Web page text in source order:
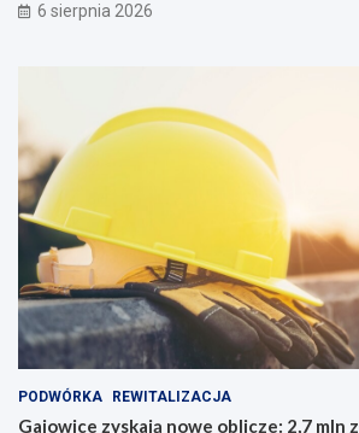
6 sierpnia 2026
PODWÓRKA REWITALIZACJA
Gajowice zyskają nowe oblicze: 2,7 mln